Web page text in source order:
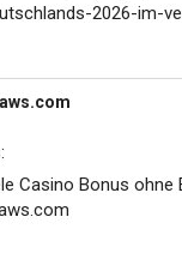
2026-im-
Casino Bonus ohne